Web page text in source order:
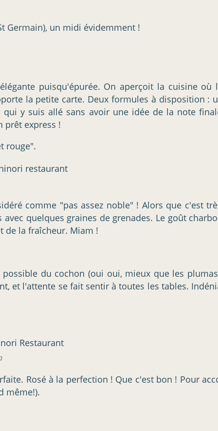
Germain), un midi évidemment !
puisqu'épurée. On aperçoit la cuisine où
la petite carte. Deux formules à disposition :
y suis allé sans avoir une idée de la note
prêt express !
rouge".
comme "pas assez noble" ! Alors que c'est
quelques graines de grenades. Le goût
de la fraîcheur. Miam !
du cochon (oui oui, mieux que les
et l'attente se fait sentir à toutes les tables.
Rosé à la perfection ! Que c'est bon ! Pour
même!).